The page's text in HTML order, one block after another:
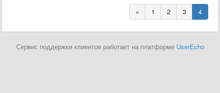
« 1 2 3 4
Сервис поддержки клиентов работает на платформе UserEcho